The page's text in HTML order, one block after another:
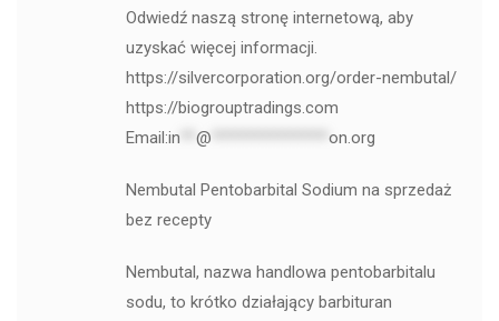
Odwiedź naszą stronę internetową, aby
uzyskać więcej informacji.
https://silvercorporation.org/order-nembutal/
https://biogrouptradings.com
Email:in @ on.org
Nembutal Pentobarbital Sodium na sprzedaż
bez recepty
Nembutal, nazwa handlowa pentobarbitalu
sodu, to krótko działający barbituran